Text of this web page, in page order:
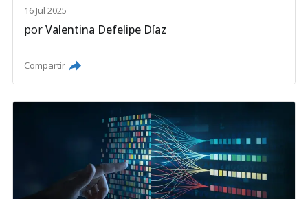
16 Jul 2025
porValentina Defelipe Díaz
Compartir